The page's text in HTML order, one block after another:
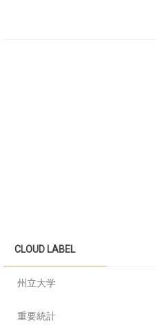
CLOUD LABEL
州立大学
重要統計